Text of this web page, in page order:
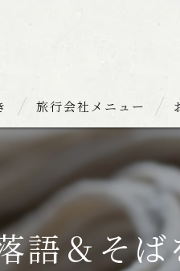
旅行会社メニュー
＆そば